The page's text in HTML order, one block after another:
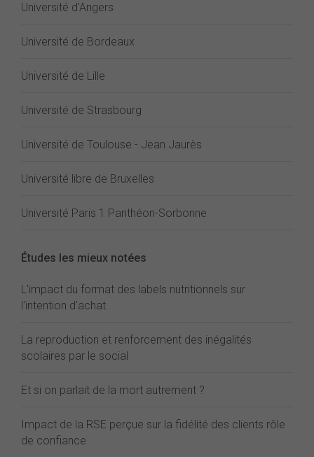
Université d'Angers
Université de Bordeaux
Université de Lille
Université de Strasbourg
Université de Toulouse - Jean Jaurès
Université libre de Bruxelles
Université Paris 1 Panthéon-Sorbonne
Études les mieux notées
L'impact du format des labels nutritionnels sur
l'intention d'achat
La reproduction et renforcement des inégalités
scolaires par le social
Et si on parlait de la mort autrement ?
Impact de la RSE perçue sur la fidélité des clients rôle
de confiance